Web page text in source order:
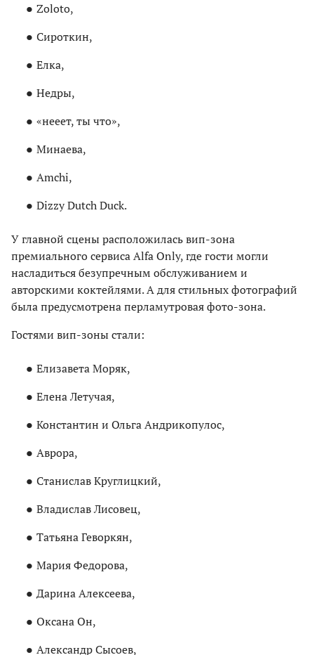
Zoloto,
Сироткин,
Елка,
Недры,
«нееет, ты что»,
Минаева,
Amchi,
Dizzy Dutch Duck.
У главной сцены расположилась вип-зона
премиального сервиса Alfa Only, где гости могли
насладиться безупречным обслуживанием и
авторскими коктейлями. А для стильных фотографий
была предусмотрена перламутровая фото-зона.
Гостями вип-зоны стали:
Елизавета Моряк,
Елена Летучая,
Константин и Ольга Андрикопулос,
Аврора,
Станислав Круглицкий,
Владислав Лисовец,
Татьяна Геворкян,
Мария Федорова,
Дарина Алексеева,
Оксана Он,
Александр Сысоев,